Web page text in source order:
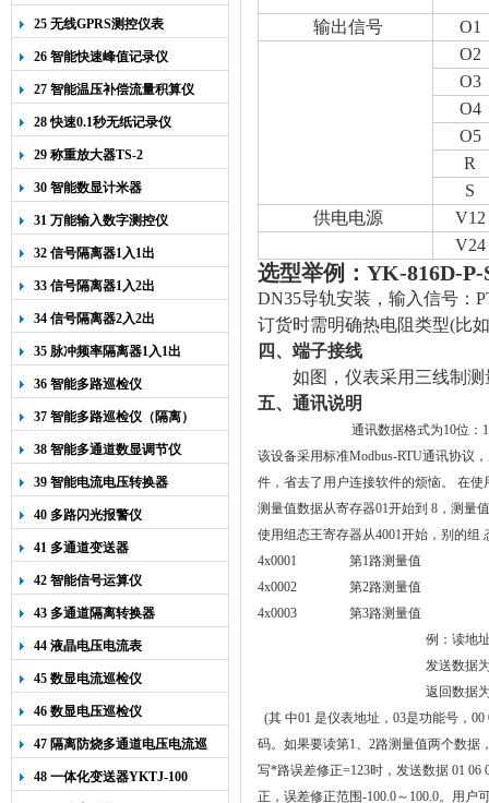
25 无线GPRS测控仪表
26 智能快速峰值记录仪
27 智能温压补偿流量积算仪
28 快速0.1秒无纸记录仪
29 称重放大器TS-2
30 智能数显计米器
31 万能输入数字测控仪
32 信号隔离器1入1出
33 信号隔离器1入2出
34 信号隔离器2入2出
35 脉冲频率隔离器1入1出
36 智能多路巡检仪
37 智能多路巡检仪（隔离）
38 智能多通道数显调节仪
39 智能电流电压转换器
40 多路闪光报警仪
41 多通道变送器
42 智能信号运算仪
43 多通道隔离转换器
44 液晶电压电流表
45 数显电流巡检仪
46 数显电压巡检仪
47 隔离防烧多通道电压电流巡
检仪
48 一体化变送器YKTJ-100
输出信号
O1
O2
O3
O4
O5
R
S
供电电源
V12
V24
选型举例： YK-816D-P-
DN35导轨安装，输入信号：
订货时需明确热电阻类型(比如
四、端子接线
如图，仪表采用三线制
五、通讯说明
通讯数据格式为10位：
该设备采用标准Modbus-RTU通讯协议
件，省去了用户连接软件的烦恼。 在使
测量值数据从寄存器01开始到 8，测量
使用组态王寄存器从4001开始，别的组
4x0001 第1路测量值
4x0002 第2路测量值
4x0003 第3路测量值
例：读地
发送数据
返回数据
(其 中01 是仪表地址，03是功能号，
码。如果要读第1、2路测量值两个数据
写*路误差修正=123时，发送数据 01 06
正，误差修正范围-100.0～100.0。用